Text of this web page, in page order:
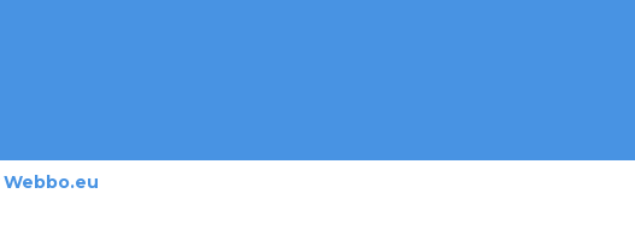
Webbo.eu